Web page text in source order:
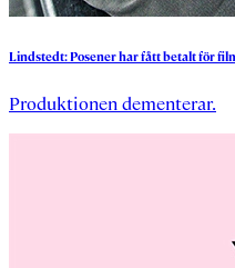
Lindstedt:Posenerharfåttbetaltför
Produktionen dementerar.